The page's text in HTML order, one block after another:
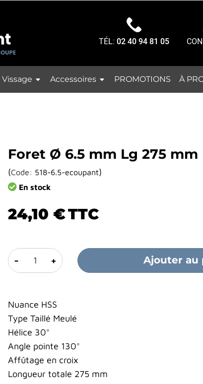
TÉL:02 40 94 81 05
Vissage Accessoires PROMOTIONS À
Foret Ø 6.5 mm Lg 275 mm
(Code: 518-6.5-ecoupant)
En stock
24,10 €TTC
- + Ajouter au
Nuance HSS
Type Taillé Meulé
Hélice 30°
Angle pointe 130°
Affûtage en croix
Longueur totale 275 mm